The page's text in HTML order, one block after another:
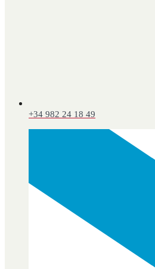
+34 982 24 18 49